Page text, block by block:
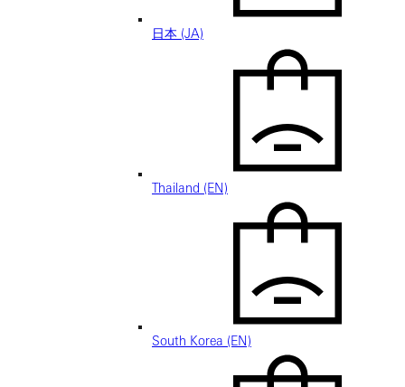
日本 (JA)
Thailand (EN)
South Korea (EN)